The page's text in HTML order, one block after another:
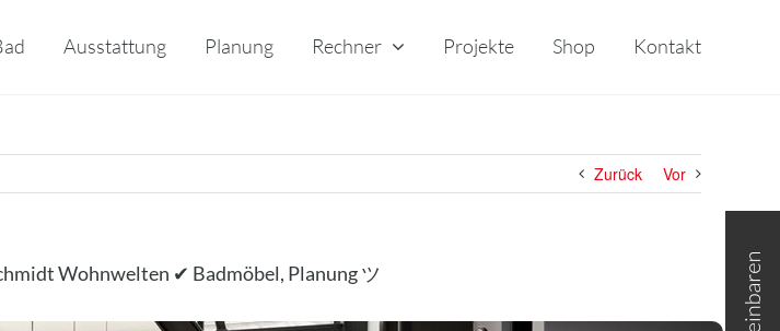
Ausstattung Planung Rechner Projekte Shop Kontakt
Zurück Vor
Wohnwelten ✔ Badmöbel, Planung ツ
Area